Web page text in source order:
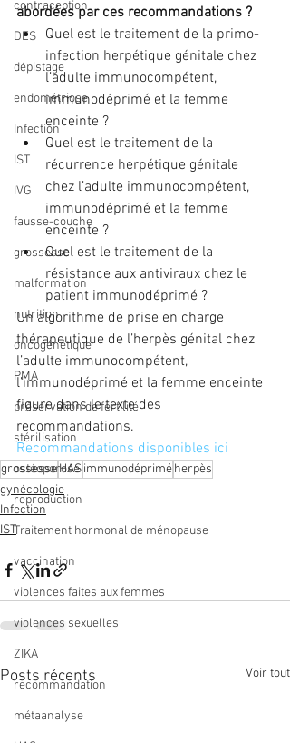
contraception
DES
dépistage
endométriose
Infection
IST
IVG
fausse-couche
grossesse
malformation
nutrition
oncogénétique
PMA
préservation de fertilité
stérilisation
ostéoporose
reproduction
Traitement hormonal de ménopause
vaccination
violences faites aux femmes
violences sexuelles
ZIKA
recommandation
métaanalyse
abordées par ces recommandations ?
Quel est le traitement de la primo-
infection herpétique génitale chez
l’adulte immunocompétent,
immunodéprimé et la femme
enceinte ?
Quel est le traitement de la
récurrence herpétique génitale
chez l’adulte immunocompétent,
immunodéprimé et la femme
enceinte ?
Quel est le traitement de la
résistance aux antiviraux chez le
patient immunodéprimé ?
Un algorithme de prise en charge
thérapeutique de l’herpès génital chez
l’adulte immunocompétent,
l’immunodéprimé et la femme enceinte
figure dans le texte des
recommandations.
Recommandations disponibles ici
grossesseHASimmunodépriméherpès
gynécologie
Infection
IST
Posts récents Voir tout